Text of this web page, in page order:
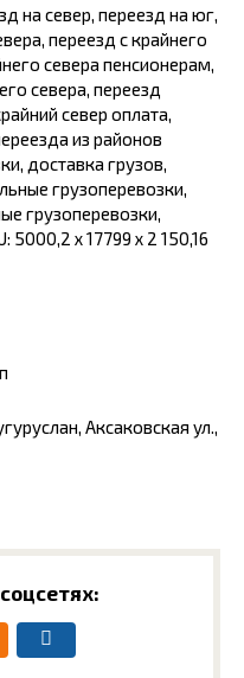
на север, переезд на юг,
переезд с крайнего
севера пенсионерам,
севера, переезд
север оплата,
из районов
доставка грузов,
грузоперевозки,
грузоперевозки,
5000,2 х 17799 х 2 150,16
Аксаковская ул.,